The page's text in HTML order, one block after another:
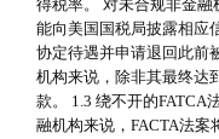
得税率。 对未合规非金
能向美国国税局披露相应
协定待遇并申请退回此前
机构来说，除非其最终达
款。 1.3 绕不开的FATCA
融机构来说，FACTA法案